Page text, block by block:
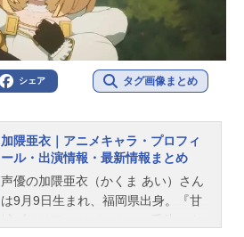
シェア タグ画像まとめ
加隈亜衣｜アニメキャラ・プロフィ
ール・出演情報・最新情報まとめ
声優の加隈亜衣（かくま あい）さん
は9月9日生まれ、福岡県出身。『甘